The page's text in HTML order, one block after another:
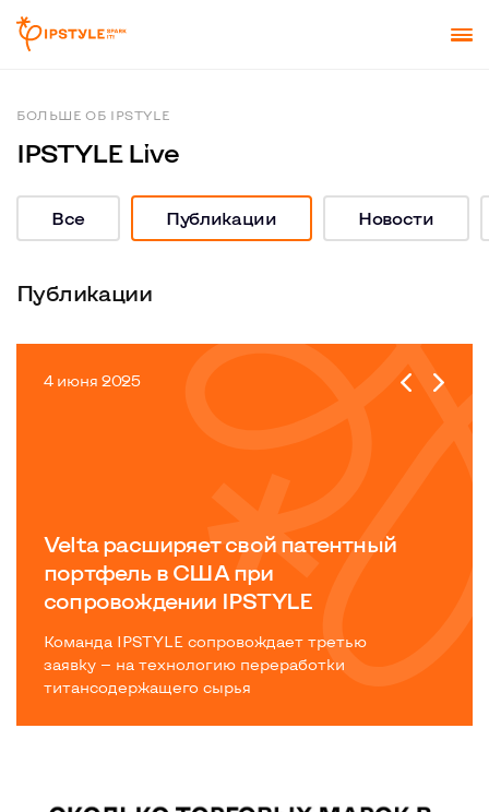
БОЛЬШЕ ОБ IPSTYLE
IPSTYLE Live
Новости
Публикации
Все
Публикации
4 июня 2025
Velta расширяет свой патентный
портфель в США при
сопровождении IPSTYLE
Команда IPSTYLE сопровождает третью
заявку — на технологию переработки
титансодержащего сырья